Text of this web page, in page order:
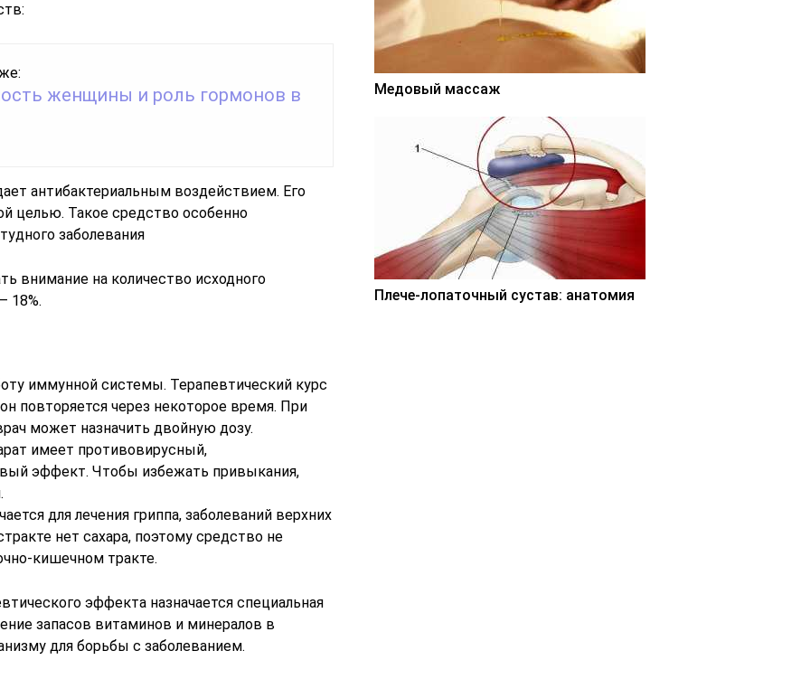
женщины и роль гормонов в
антибактериальным воздействием. Его
целью. Такое средство особенно
заболевания
внимание на количество исходного
18%.
иммунной системы. Терапевтический курс
повторяется через некоторое время. При
может назначить двойную дозу.
имеет противовирусный,
эффект. Чтобы избежать привыкания,
для лечения гриппа, заболеваний верхних
нет сахара, поэтому средство не
кишечном тракте.
эффекта назначается специальная
запасов витаминов и минералов в
для борьбы с заболеванием.
Медовый массаж
Плече-лопаточный сустав: анатомия